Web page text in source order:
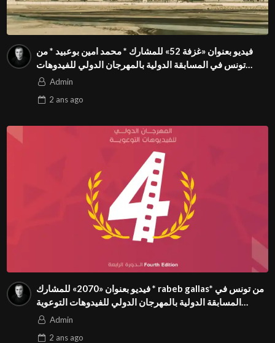
فيديو بعنوان «غزفة 52» للمشارك * محمد امين بوعبيد * من
تونس في المسابقة الدولية بالمهرجان الدولي للفيدوهات
التوعوية Season 4 FIVSAdmin
2 ansago
فيديو بعنوان «2070» للمشارك * rabeb gallas* من تونس في
المسابقة الدولية بالمهرجان الدولي للفيدوهات التوعوية
Season 4 FIVS
Admin
2 ansago